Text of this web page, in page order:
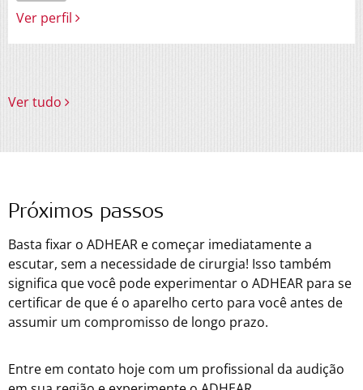
Ver perfil
Ver tudo
Próximos passos
Basta fixar o ADHEAR e começar imediatamente a
escutar, sem a necessidade de cirurgia! Isso também
significa que você pode experimentar o ADHEAR para se
certificar de que é o aparelho certo para você antes de
assumir um compromisso de longo prazo.
Entre em contato hoje com um profissional da audição